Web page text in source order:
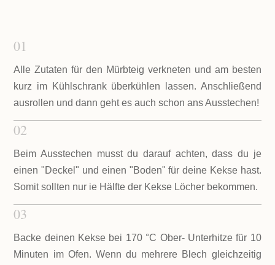
01
Alle Zutaten für den Mürbteig verkneten und am besten
kurz im Kühlschrank überkühlen lassen. Anschließend
ausrollen und dann geht es auch schon ans Ausstechen!
02
Beim Ausstechen musst du darauf achten, dass du je
einen "Deckel" und einen "Boden" für deine Kekse hast.
Somit sollten nur ie Hälfte der Kekse Löcher bekommen.
03
Backe deinen Kekse bei 170 °C Ober- Unterhitze für 10
Minuten im Ofen. Wenn du mehrere Blech gleichzeitig